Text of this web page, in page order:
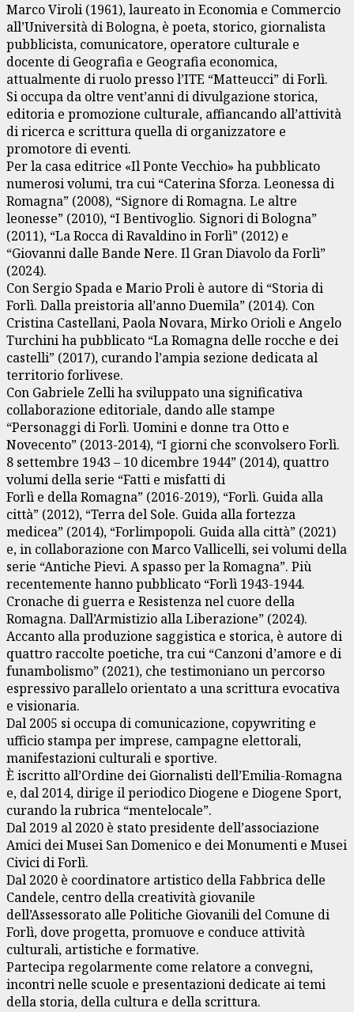
Marco Viroli (1961), laureato in Economia e Commercio
all’Università di Bologna, è poeta, storico, giornalista
pubblicista, comunicatore, operatore culturale e
docente di Geografia e Geografia economica,
attualmente di ruolo presso l’ITE “Matteucci” di Forlì.
Si occupa da oltre vent’anni di divulgazione storica,
editoria e promozione culturale, affiancando all’attività
di ricerca e scrittura quella di organizzatore e
promotore di eventi.
Per la casa editrice «Il Ponte Vecchio» ha pubblicato
numerosi volumi, tra cui “Caterina Sforza. Leonessa di
Romagna” (2008), “Signore di Romagna. Le altre
leonesse” (2010), “I Bentivoglio. Signori di Bologna”
(2011), “La Rocca di Ravaldino in Forlì” (2012) e
“Giovanni dalle Bande Nere. Il Gran Diavolo da Forlì”
(2024).
Con Sergio Spada e Mario Proli è autore di “Storia di
Forlì. Dalla preistoria all’anno Duemila” (2014). Con
Cristina Castellani, Paola Novara, Mirko Orioli e Angelo
Turchini ha pubblicato “La Romagna delle rocche e dei
castelli” (2017), curando l’ampia sezione dedicata al
territorio forlivese.
Con Gabriele Zelli ha sviluppato una significativa
collaborazione editoriale, dando alle stampe
“Personaggi di Forlì. Uomini e donne tra Otto e
Novecento” (2013-2014), “I giorni che sconvolsero Forlì.
8 settembre 1943 – 10 dicembre 1944” (2014), quattro
volumi della serie “Fatti e misfatti di
Forlì e della Romagna” (2016-2019), “Forlì. Guida alla
città” (2012), “Terra del Sole. Guida alla fortezza
medicea” (2014), “Forlimpopoli. Guida alla città” (2021)
e, in collaborazione con Marco Vallicelli, sei volumi della
serie “Antiche Pievi. A spasso per la Romagna”. Più
recentemente hanno pubblicato “Forlì 1943-1944.
Cronache di guerra e Resistenza nel cuore della
Romagna. Dall’Armistizio alla Liberazione” (2024).
Accanto alla produzione saggistica e storica, è autore di
quattro raccolte poetiche, tra cui “Canzoni d’amore e di
funambolismo” (2021), che testimoniano un percorso
espressivo parallelo orientato a una scrittura evocativa
e visionaria.
Dal 2005 si occupa di comunicazione, copywriting e
ufficio stampa per imprese, campagne elettorali,
manifestazioni culturali e sportive.
È iscritto all’Ordine dei Giornalisti dell’Emilia-Romagna
e, dal 2014, dirige il periodico Diogene e Diogene Sport,
curando la rubrica “mentelocale”.
Dal 2019 al 2020 è stato presidente dell’associazione
Amici dei Musei San Domenico e dei Monumenti e Musei
Civici di Forlì.
Dal 2020 è coordinatore artistico della Fabbrica delle
Candele, centro della creatività giovanile
dell’Assessorato alle Politiche Giovanili del Comune di
Forlì, dove progetta, promuove e conduce attività
culturali, artistiche e formative.
Partecipa regolarmente come relatore a convegni,
incontri nelle scuole e presentazioni dedicate ai temi
della storia, della cultura e della scrittura.